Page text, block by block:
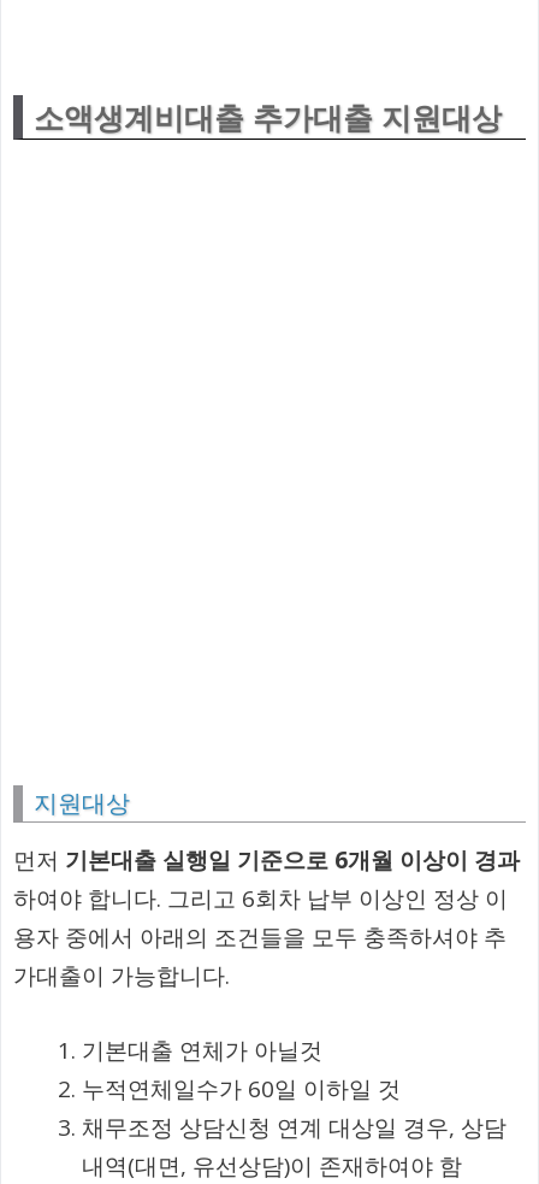
소액생계비대출 추가대출 지원대상
지원대상
먼저 기본대출 실행일 기준으로 6개월 이상이 경과
하여야 합니다. 그리고 6회차 납부 이상인 정상 이
용자 중에서 아래의 조건들을 모두 충족하셔야 추
가대출이 가능합니다.
기본대출 연체가 아닐것
누적연체일수가 60일 이하일 것
채무조정 상담신청 연계 대상일 경우, 상담
내역(대면, 유선상담)이 존재하여야 함